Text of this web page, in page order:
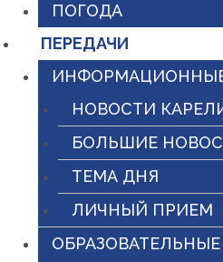
ПОГОДА
ПЕРЕДАЧИ
НОВОСТИ
БОЛЬШИЕ
ТЕМА ДНЯ
ЛИЧНЫЙ ПРИЕМ
ОБРАЗОВАТЕЛЬНЫЕ